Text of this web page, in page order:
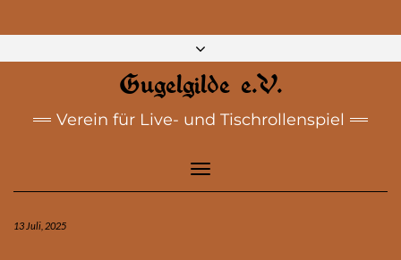
DISCORD
MASTODON
BLUESKY
INSTAGRAM
FACEBOOK
E-MAIL
Gugelgilde e.V.
Verein für Live- und Tischrollenspiel
Toggle
Navigation
13 Juli, 2025